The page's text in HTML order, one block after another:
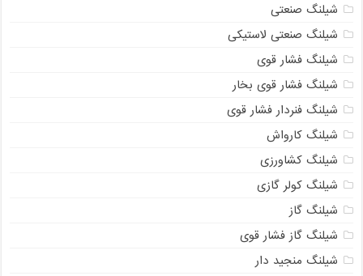
شیلنگ صنعتی
شیلنگ صنعتی لاستیکی
شیلنگ فشار قوی
شیلنگ فشار قوی بخار
شیلنگ فنردار فشار قوی
شیلنگ کارواش
شیلنگ کشاورزی
شیلنگ کولر گازی
شیلنگ گاز
شیلنگ گاز فشار قوی
شیلنگ منجید دار